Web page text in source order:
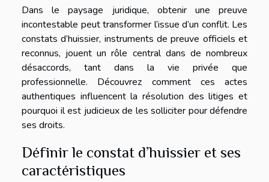
Dans le paysage juridique, obtenir une preuve
incontestable peut transformer l’issue d’un conflit. Les
constats d’huissier, instruments de preuve officiels et
reconnus, jouent un rôle central dans de nombreux
désaccords, tant dans la vie privée que
professionnelle. Découvrez comment ces actes
authentiques influencent la résolution des litiges et
pourquoi il est judicieux de les solliciter pour défendre
ses droits.
Définir le constat d’huissier et ses
caractéristiques